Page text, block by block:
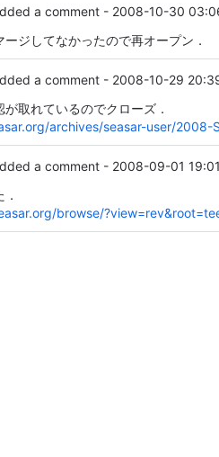
a comment - 2008-10-30
ージしてなかったので再オープン．
a comment - 2008-10-29
取れているのでクローズ．
archives/seasar-user/
a comment - 2008-09-01
browse/